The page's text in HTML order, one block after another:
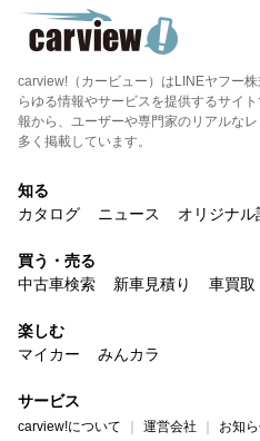
carview!（カービュー）はLINEヤフー
らゆる情報やサービスを提供するサイ
報から、ユーザーや専門家のリアルな
多く掲載しています。
知る
カタログ
ニュース オリジナル
買う・売る
中古車検索
新車見積り 車買取
楽しむ
マイカー
みんカラ
サービス
carview!について 運営会社 お知